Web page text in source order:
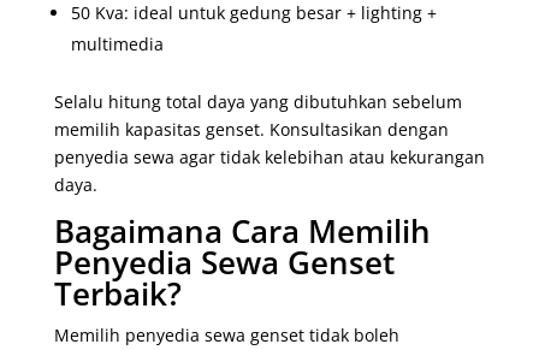
50 Kva: ideal untuk gedung besar + lighting +
multimedia
Selalu hitung total daya yang dibutuhkan sebelum
memilih kapasitas genset. Konsultasikan dengan
penyedia sewa agar tidak kelebihan atau kekurangan
daya.
Bagaimana Cara Memilih
Penyedia Sewa Genset
Terbaik?
Memilih penyedia sewa genset tidak boleh